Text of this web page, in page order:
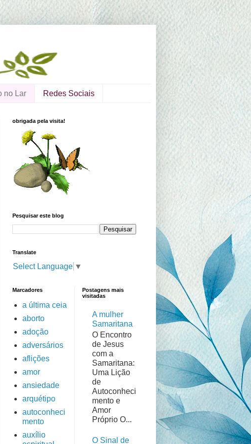
no Lar Redes Sociais
obrigada pela visita!
Pesquisar este blog
Translate
Select Language ▼
Marcadores
a última ceia
aborto
adoção
adversários
aflições
amor
ansiedade
arquétipo
autoconheci
mento
auxílio
Postagens mais
visitadas
A mulher
Samaritana
O Encontro
de Jesus
com a
Samaritana:
Uma Lição
de
Autoconheci
mento e
Amor
Próprio O...
O Sinal de